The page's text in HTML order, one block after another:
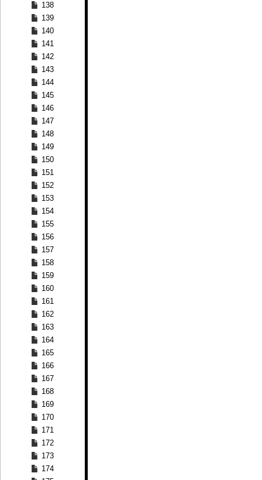
138
139
140
141
142
143
144
145
146
147
148
149
150
151
152
153
154
155
156
157
158
159
160
161
162
163
164
165
166
167
168
169
170
171
172
173
174